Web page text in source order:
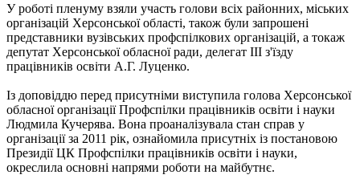
У роботі пленуму взяли участь голови всіх районних, міських
організацій Херсонської області, також були запрошені
представники вузівських профспілкових організацій, а токаж
депутат Херсонської обласної ради, делегат ІІІ з'їзду
працівників освіти А.Г. Луценко.
Із доповіддю перед присутніми виступила голова Херсонської
обласної організації Профспілки працівників освіти і науки
Людмила Кучерява. Вона проаналізувала стан справ у
організації за 2011 рік, ознайомила присутніх із постановою
Президії ЦК Профспілки працівників освіти і науки,
окреслила основні напрями роботи на майбутнє.